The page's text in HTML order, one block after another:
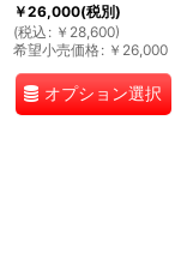
￥26,000(税別)
(税込 : ￥ 28,600)
希望小売価格: ￥ 26,000
オプション選択